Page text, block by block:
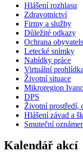
Hlášení rozhlasu
Zdravotnictví
Firmy a služby
Důležité odkazy
Ochrana
Letecké snímky
Nabídky práce
Virtuální prohlídka
Životní situace
Mikroregion
DPS
Životní prostředí,
Hlášení závad a
Smuteční
Kalendář akcí